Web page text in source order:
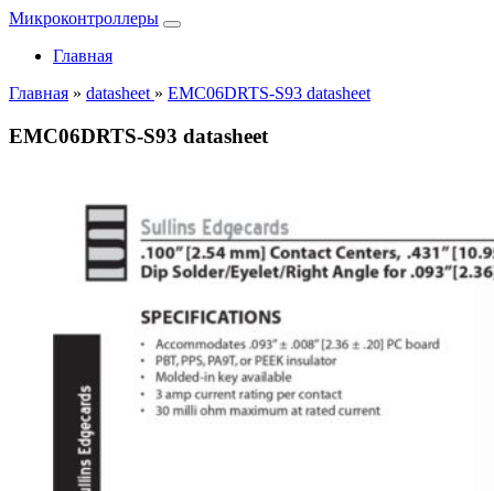
Микроконтроллеры
Главная
Главная » datasheet » EMC06DRTS-S93 datasheet
EMC06DRTS-S93 datasheet